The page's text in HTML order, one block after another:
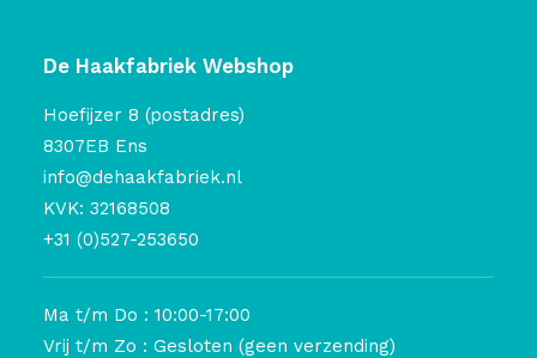
De Haakfabriek Webshop
Hoefijzer 8 (postadres)
8307EB Ens
info@dehaakfabriek.nl
KVK: 32168508
+31 (0)527-253650
Ma t/m Do : 10:00-17:00
Vrij t/m Zo : Gesloten (geen verzending)